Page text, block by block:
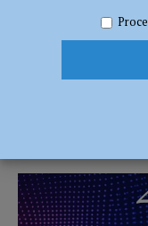
scippo la ladra fugge
Dopo lo